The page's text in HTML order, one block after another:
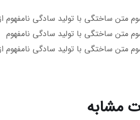
متن ساختگی با تولید سادگی
متن ساختگی با تولید سادگی نامفهوم
متن ساختگی با تولید سادگی
مشابه